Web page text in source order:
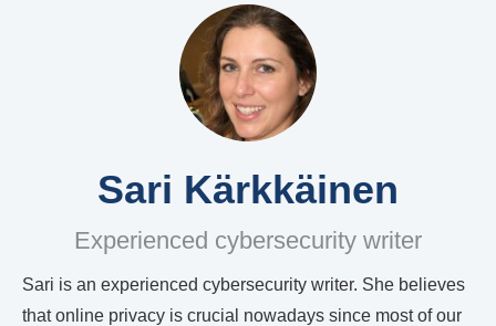
Sari Kärkkäinen
Experienced cybersecurity writer
Sari is an experienced cybersecurity writer. She believes
that online privacy is crucial nowadays since most of our